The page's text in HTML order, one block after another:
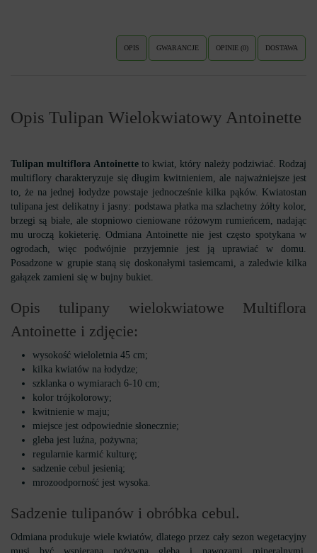
OPIS GWARANCJE OPINIE (0) DOSTAWA
Opis Tulipan Wielokwiatowy Antoinette
Tulipan multiflora Antoinetteto kwiat, który należy podziwiać. Rodzaj
multiflory charakteryzuje się długim kwitnieniem, ale najważniejsze jest
to, że na jednej łodydze powstaje jednocześnie kilka pąków. Kwiatostan
tulipana jest delikatny i jasny: podstawa płatka ma szlachetny żółty kolor,
brzegi są białe, ale stopniowo cieniowane różowym rumieńcem, nadając
mu uroczą kokieterię. Odmiana Antoinette nie jest często spotykana w
ogrodach, więc podwójnie przyjemnie jest ją uprawiać w domu.
Posadzone w grupie staną się doskonałymi tasiemcami, a zaledwie kilka
gałązek zamieni się w bujny bukiet.
Opis tulipany wielokwiatowe Multiflora
Antoinette i zdjęcie:
wysokość wieloletnia 45 cm;
kilka kwiatów na łodydze;
szklanka o wymiarach 6-10 cm;
kolor trójkolorowy;
kwitnienie w maju;
miejsce jest odpowiednie słonecznie;
gleba jest luźna, pożywna;
regularnie karmić kulturę;
sadzenie cebul jesienią;
mrozoodporność jest wysoka.
Sadzenie tulipanów i obróbka cebul.
Odmiana produkuje wiele kwiatów, dlatego przez cały sezon wegetacyjny